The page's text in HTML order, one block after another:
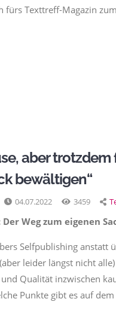
Texttreff-Magazin
aber
bewältigen“
04.07.2022 3459
Der Weg zum eigenen
Selfpublishing anstatt
leider längst nicht
Qualität inzwischen
Punkte gibt es auf